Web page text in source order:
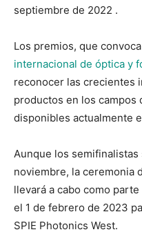
septiembre de 2022 .
Los premios, que
internacional de óptica y
reconocer las crecientes
productos en los campos
disponibles actualmente
Aunque los
noviembre, la ceremonia
llevará a cabo como
el 1 de febrero de 2023
SPIE Photonics West.